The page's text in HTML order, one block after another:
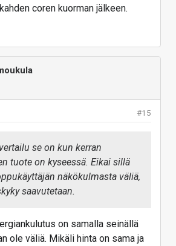
coren kuorman jälkeen.
#15
se on kun kerran
tuote on kyseessä. Eikai sillä
näkökulmasta väliä,
saavutetaan.
on samalla seinällä
ole väliä. Mikäli hinta on sama ja